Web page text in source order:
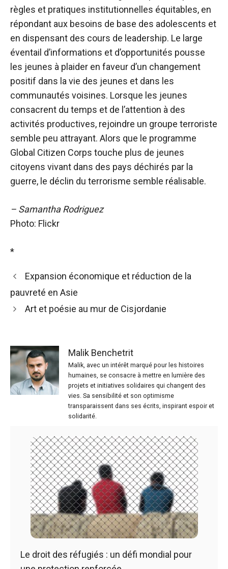
règles et pratiques institutionnelles équitables, en
répondant aux besoins de base des adolescents et
en dispensant des cours de leadership. Le large
éventail d’informations et d’opportunités pousse
les jeunes à plaider en faveur d’un changement
positif dans la vie des jeunes et dans les
communautés voisines. Lorsque les jeunes
consacrent du temps et de l’attention à des
activités productives, rejoindre un groupe terroriste
semble peu attrayant. Alors que le programme
Global Citizen Corps touche plus de jeunes
citoyens vivant dans des pays déchirés par la
guerre, le déclin du terrorisme semble réalisable.
– Samantha Rodriguez
Photo: Flickr
*
Expansion économique et réduction de la
pauvreté en Asie
Art et poésie au mur de Cisjordanie
Malik Benchetrit
Malik, avec un intérêt marqué pour les histoires
humaines, se consacre à mettre en lumière des
projets et initiatives solidaires qui changent des
vies. Sa sensibilité et son optimisme
transparaissent dans ses écrits, inspirant espoir et
solidarité.
Le droit des réfugiés : un défi mondial pour